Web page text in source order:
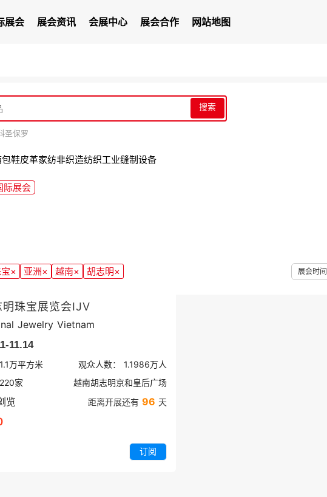
展会 展会资讯 会展中心 展会合作 网站地图
明珠宝展览会IJV
Jewelry Vietnam
11.14
1.1万平方米 观众人数： 1.1986万人
220家 越南胡志明京和皇后广场
览 距离开展还有 96 天
订阅
搜索
圣保罗
鞋皮革家纺非织造纺织工业缝制设备
际展会
× 亚洲× 越南× 胡志明× 展会时